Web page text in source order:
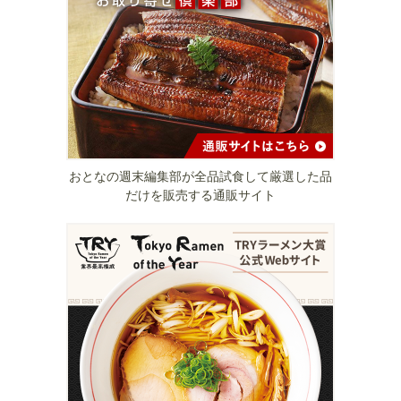
おとなの週末編集部が全品試食して厳選した品
だけを販売する通販サイト